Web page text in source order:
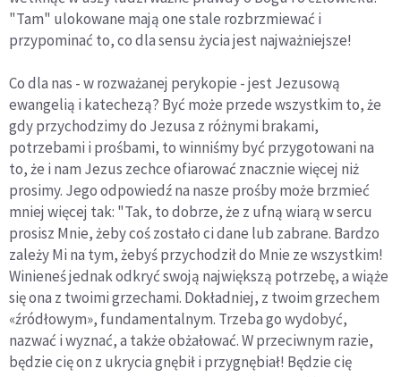
"Tam" ulokowane mają one stale rozbrzmiewać i
przypominać to, co dla sensu życia jest najważniejsze!
Co dla nas - w rozważanej perykopie - jest Jezusową
ewangelią i katechezą? Być może przede wszystkim to, że
gdy przychodzimy do Jezusa z różnymi brakami,
potrzebami i prośbami, to winniśmy być przygotowani na
to, że i nam Jezus zechce ofiarować znacznie więcej niż
prosimy. Jego odpowiedź na nasze prośby może brzmieć
mniej więcej tak: "Tak, to dobrze, że z ufną wiarą w sercu
prosisz Mnie, żeby coś zostało ci dane lub zabrane. Bardzo
zależy Mi na tym, żebyś przychodził do Mnie ze wszystkim!
Winieneś jednak odkryć swoją największą potrzebę, a wiąże
się ona z twoimi grzechami. Dokładniej, z twoim grzechem
«źródłowym», fundamentalnym. Trzeba go wydobyć,
nazwać i wyznać, a także obżałować. W przeciwnym razie,
będzie cię on z ukrycia gnębił i przygnębiał! Będzie cię